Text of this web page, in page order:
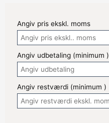
Angiv pris ekskl. moms
Angiv udbetaling (minimum )
Angiv restværdi (minimum )